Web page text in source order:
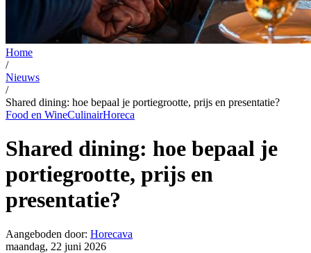
Home
/
Nieuws
/
Shared dining: hoe bepaal je portiegrootte, prijs en presentatie?
Food en WineCulinairHoreca
Shared dining: hoe bepaal je
portiegrootte, prijs en
presentatie?
Aangeboden door: Horecava
maandag, 22 juni 2026